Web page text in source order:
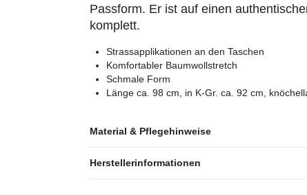
Passform. Er ist auf einen
komplett.
Strassapplikationen an den Taschen
Komfortabler Baumwollstretch
Schmale Form
Länge ca. 98 cm, in K-Gr. ca. 92 cm,
Material & Pflegehinweise
Herstellerinformationen